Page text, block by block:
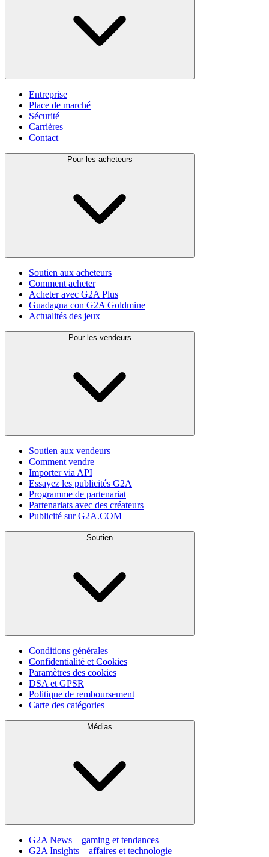
Entreprise
Place de marché
Sécurité
Carrières
Contact
Pour les acheteurs
Soutien aux acheteurs
Comment acheter
Acheter avec G2A Plus
Guadagna con G2A Goldmine
Actualités des jeux
Pour les vendeurs
Soutien aux vendeurs
Comment vendre
Importer via API
Essayez les publicités G2A
Programme de partenariat
Partenariats avec des créateurs
Publicité sur G2A.COM
Soutien
Conditions générales
Confidentialité et Cookies
Paramètres des cookies
DSA et GPSR
Politique de remboursement
Carte des catégories
Médias
G2A News – gaming et tendances
G2A Insights – affaires et technologie